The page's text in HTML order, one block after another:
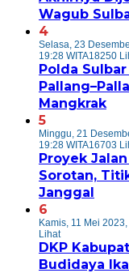
Wagub
4
Selasa, 23
19:28 WITA18250
Polda
Mangkrak
5
Minggu, 21
19:28 WITA16703
Proyek
Sorotan,
Janggal
6
Kamis, 11 Mei
Lihat
DKP
Budidaya